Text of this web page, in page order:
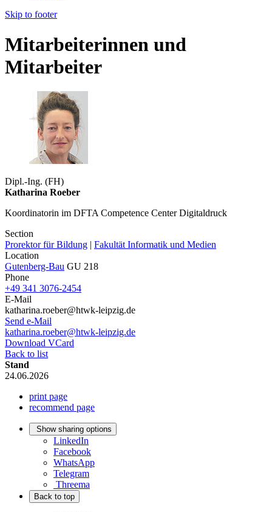
Skip to footer
Mitarbeiterinnen und
Mitarbeiter
Dipl.-Ing. (FH)
Katharina Roeber
Koordinatorin im DFTA Competence Center Digitaldruck
Section
Prorektor für Bildung | Fakultät Informatik und Medien
Location
Gutenberg-Bau GU 218
Phone
+49 341 3076-2454
E-Mail
katharina.roeber@htwk-leipzig.de
Send e-Mail
katharina.roeber@htwk-leipzig.de
Download VCard
Back to list
Stand
24.06.2026
print page
recommend page
Show sharing options
LinkedIn
Facebook
WhatsApp
Telegram
Threema
Back to top